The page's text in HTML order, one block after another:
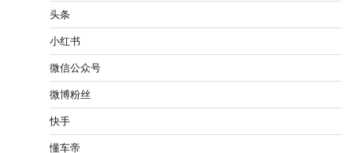
头条
小红书
微信公众号
微博粉丝
快手
懂车帝